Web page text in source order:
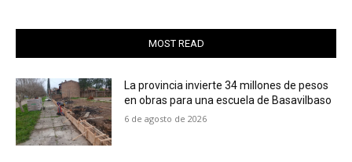
MOST READ
La provincia invierte 34 millones de pesos
en obras para una escuela de Basavilbaso
6 de agosto de 2026